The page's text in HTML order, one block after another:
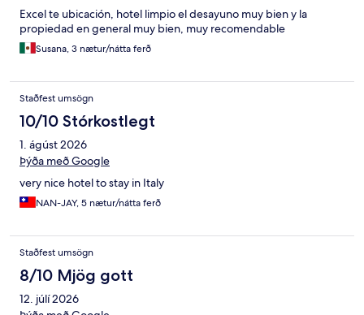
Excel te ubicación, hotel limpio el desayuno muy bien y la
propiedad en general muy bien, muy recomendable
Susana, 3 nætur/nátta ferð
Staðfest umsögn
10/10 Stórkostlegt
1. ágúst 2026
Þýða með Google
very nice hotel to stay in Italy
NAN-JAY, 5 nætur/nátta ferð
Staðfest umsögn
8/10 Mjög gott
12. júlí 2026